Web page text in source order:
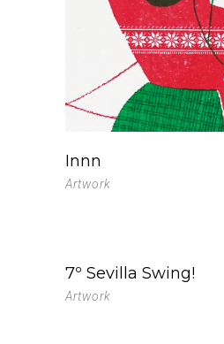
Innn
Artwork
7º Sevilla Swing!
Artwork